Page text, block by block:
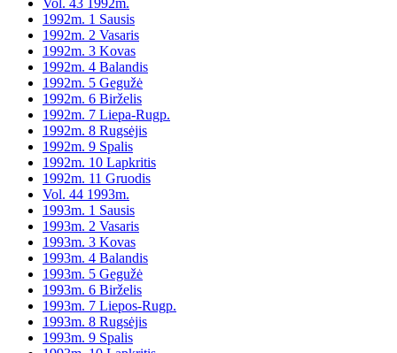
Vol. 43 1992m.
1992m. 1 Sausis
1992m. 2 Vasaris
1992m. 3 Kovas
1992m. 4 Balandis
1992m. 5 Gegužė
1992m. 6 Birželis
1992m. 7 Liepa-Rugp.
1992m. 8 Rugsėjis
1992m. 9 Spalis
1992m. 10 Lapkritis
1992m. 11 Gruodis
Vol. 44 1993m.
1993m. 1 Sausis
1993m. 2 Vasaris
1993m. 3 Kovas
1993m. 4 Balandis
1993m. 5 Gegužė
1993m. 6 Birželis
1993m. 7 Liepos-Rugp.
1993m. 8 Rugsėjis
1993m. 9 Spalis